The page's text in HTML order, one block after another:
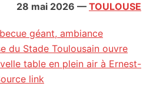
28 mai 2026 — TOULOUSE
géant, ambiance
du Stade Toulousain ouvre
table en plein air à Ernest-
link